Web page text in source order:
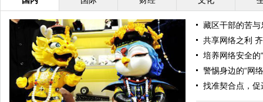
藏区干部的苦与
共享网络之利
培养网络安全的
警惕身边的“网
找准契合点，